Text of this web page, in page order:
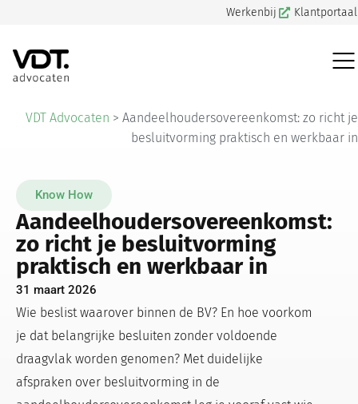
Werkenbij Klantportaal
VDT Advocaten > Aandeelhoudersovereenkomst: zo richt je
besluitvorming praktisch en werkbaar in
Know How
Aandeelhoudersovereenkomst:
zo richt je besluitvorming
praktisch en werkbaar in
31 maart 2026
Wie beslist waarover binnen de BV? En hoe voorkom
je dat belangrijke besluiten zonder voldoende
draagvlak worden genomen? Met duidelijke
afspraken over besluitvorming in de